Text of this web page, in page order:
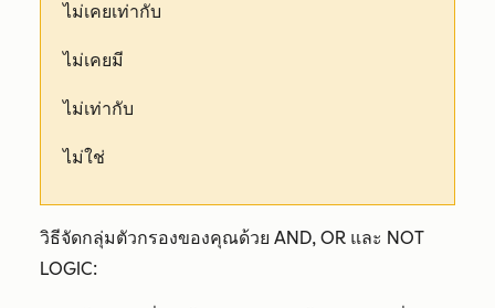
ไม่เคยเท่ากับ
ไม่เคยมี
ไม่เท่ากับ
ไม่ใช่
วิธีจัดกลุ่มตัวกรองของคุณด้วย AND, OR และ NOT
LOGIC: